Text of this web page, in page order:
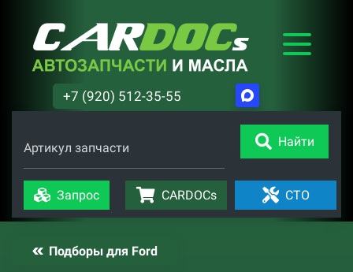
+7 (920) 512-35-55
Артикул запчасти Найти
Запрос CARDOCs СТО
Подборы для Ford